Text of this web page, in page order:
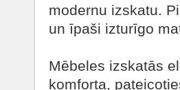
modernu izskatu.
un īpaši izturīgo
Mēbeles izskatās
komforta,